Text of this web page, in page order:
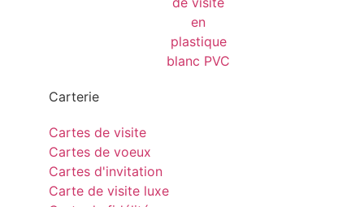
Carterie
Cartes de visite
Cartes de voeux
Cartes d'invitation
Carte de visite luxe